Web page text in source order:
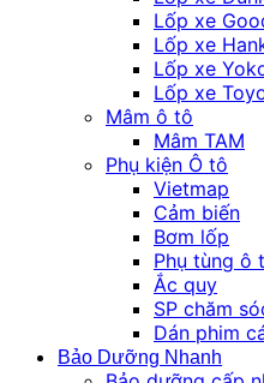
Lốp xe
Lốp xe
Lốp xe
Lốp xe
Mâm ô tô
Mâm TAM
Phụ kiện Ô tô
Vietmap
Cảm biến
Bơm lốp
Phụ tùng ô
Ắc quy
SP chăm
Dán phim
Bảo Dưỡng Nhanh